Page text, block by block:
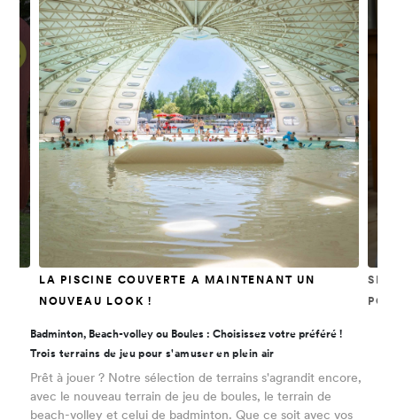
LA PISCINE COUVERTE A MAINTENANT UN
NOUVEAU LOOK !
Badminton, Beach-volley ou Boules : Choisissez votre préféré !
Trois terrains de jeu pour s'amuser en plein air
Prêt à jouer ? Notre sélection de terrains s'agrandit encore,
avec le nouveau terrain de jeu de boules, le terrain de
beach-volley et celui de badminton. Que ce soit avec vos